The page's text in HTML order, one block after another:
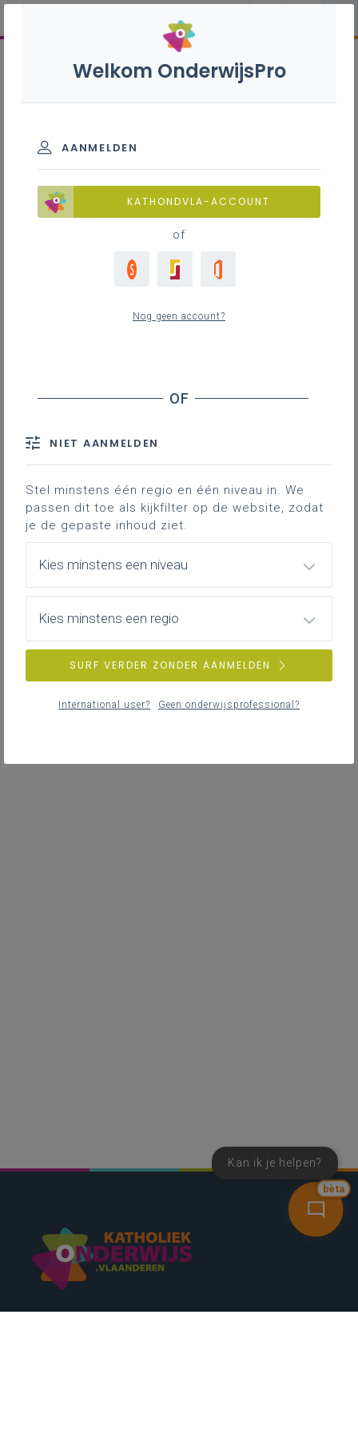
bèta
Kan ik je helpen?
Welkom OnderwijsPro
AANMELDEN
KATHONDVLA-ACCOUNT
of
Nog geen account?
NIET AANMELDEN
Stel minstens één regio en één niveau in. We
passen dit toe als kijkfilter op de website, zodat
je de gepaste inhoud ziet.
Kies minstens een niveau
Kies minstens een regio
SURF VERDER ZONDER AANMELDEN
International user? Geen onderwijsprofessional?